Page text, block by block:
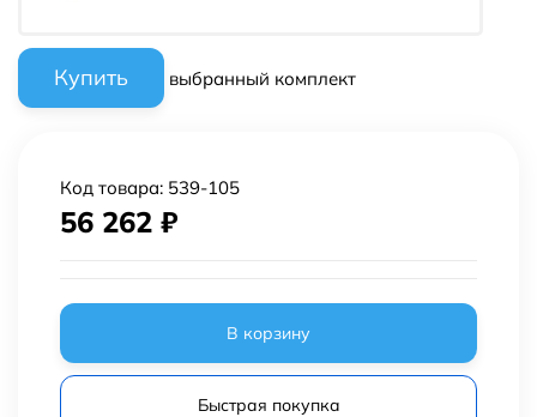
выбранный комплект
Код товара: 539-105
56 262 ₽
В корзину
Быстрая покупка